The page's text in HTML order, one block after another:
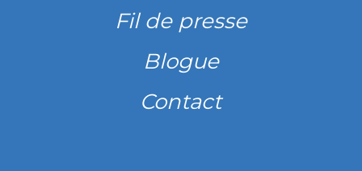
Fil de presse
Blogue
Contact